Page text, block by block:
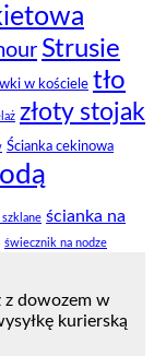
Strusie
w kościele tło
złoty stojak
Ścianka cekinowa
ścianka na
świecznik na nodze
z dowozem w
kurierską